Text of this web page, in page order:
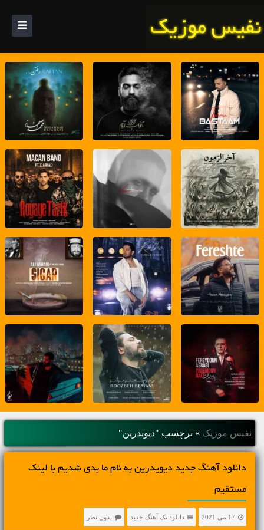
نفیس موزیک » برچسب "دیویدرین"
دانلود آهنگ جديد دیویدرین به نام ما بدی شدیم با لینک
مستقیم
17 می 2021 دانلود تک آهنگ جدید بدون نظر